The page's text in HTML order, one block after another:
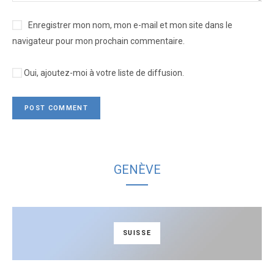
Enregistrer mon nom, mon e-mail et mon site dans le
navigateur pour mon prochain commentaire.
Oui, ajoutez-moi à votre liste de diffusion.
GENÈVE
SUISSE